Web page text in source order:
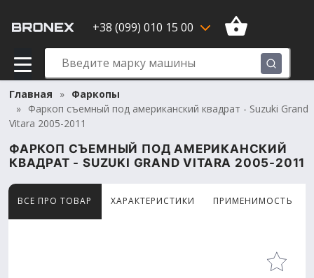
+38 (099) 010 15 00
Главная
Фаркопы
Фаркоп съемный под американский квадрат - Suzuki Grand
Vitara 2005-2011
ФАРКОП СЪЕМНЫЙ ПОД АМЕРИКАНСКИЙ
КВАДРАТ - SUZUKI GRAND VITARA 2005-2011
ВСЕ ПРО ТОВАР ХАРАКТЕРИСТИКИ ПРИМЕНИМОСТЬ
Товар просматривают сейчас 6 человек